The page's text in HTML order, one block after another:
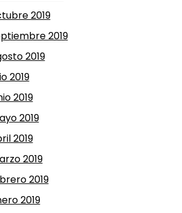
2019
2019
2019
2019
2019
2019
2019
2019
2019
2019